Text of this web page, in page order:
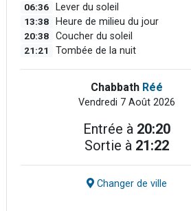
06:36 Lever du soleil
13:38 Heure de milieu du jour
20:38 Coucher du soleil
21:21 Tombée de la nuit
Chabbath Réé
Vendredi 7 Août 2026
Entrée à 20:20
Sortie à 21:22
Changer de ville